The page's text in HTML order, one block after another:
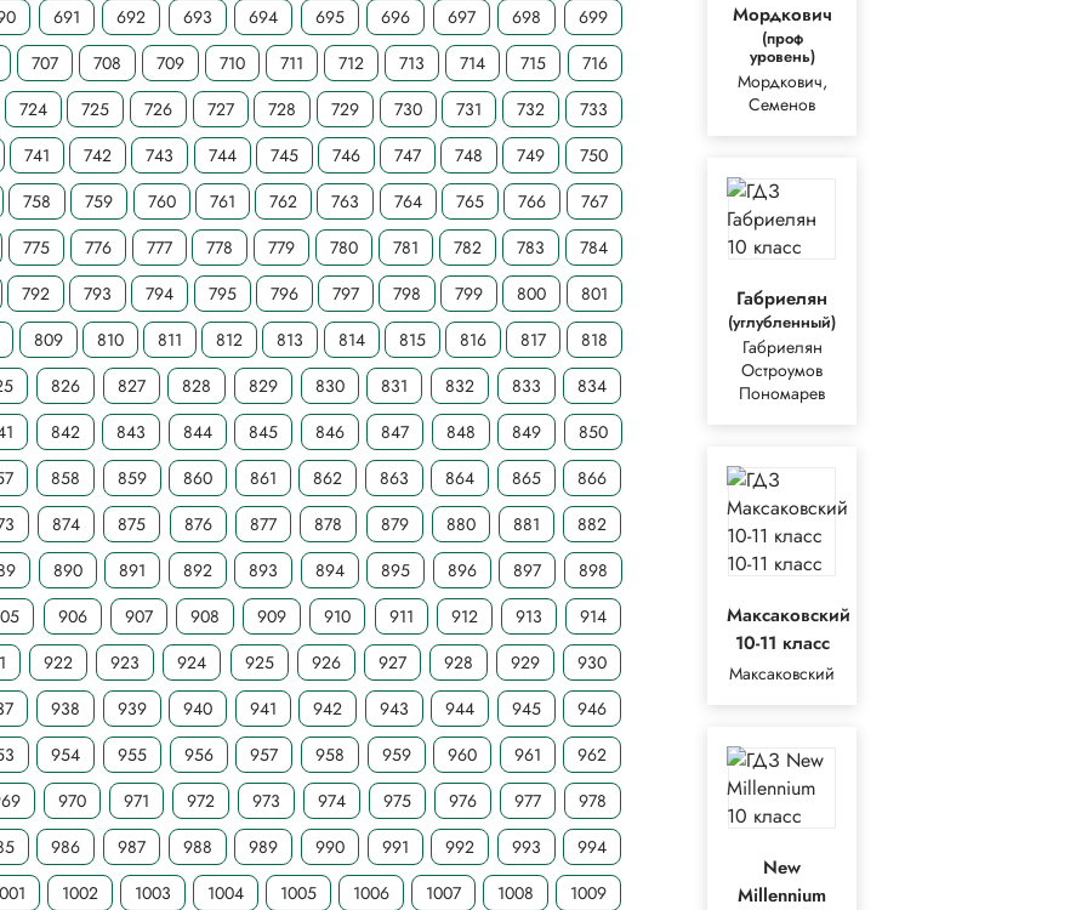
691 692 693 694 695 696 697 698
699
707
708 709 710 711 712 713 714 715
716
724
725 726 727 728 729 730 731 732
733
741
742 743 744 745 746 747 748 749
750
758
759 760 761 762 763 764 765 766
767
775
776 777 778 779 780 781 782 783
784
792
793 794 795 796 797 798 799 800
801
809
810 811 812 813 814 815 816 817
818
826 827 828 829 830 831 832 833
834
842 843 844 845 846 847 848 849
850
858 859 860 861 862 863 864 865
866
874 875 876 877 878 879 880 881
882
890 891 892 893 894 895 896 897
898
906 907 908 909 910 911 912 913
914
922 923 924 925 926 927 928 929
930
938 939 940 941 942 943 944 945
946
954 955 956 957 958 959 960 961
962
970 971 972 973 974 975 976 977
978
986 987 988 989 990 991 992 993
994
1002 1003 1004 1005 1006 1007 1008
1009
Мордкович
(проф
уровень)
Мордкович,
Семенов
Габриелян
(углубленный)
Габриелян
Остроумов
Пономарев
Максаковский
10-11 класс
Максаковский
New
Millennium